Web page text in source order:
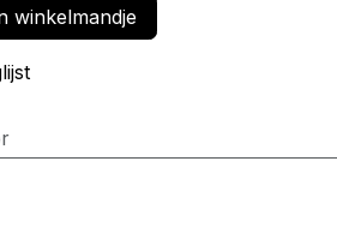
winkelmandje